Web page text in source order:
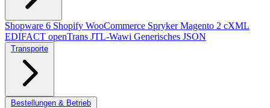
Shopware 6 Shopify WooCommerce SprykerMagento 2 cXML
EDIFACT openTrans JTL-Wawi Generisches JSON
Transporte
Bestellungen & Betrieb